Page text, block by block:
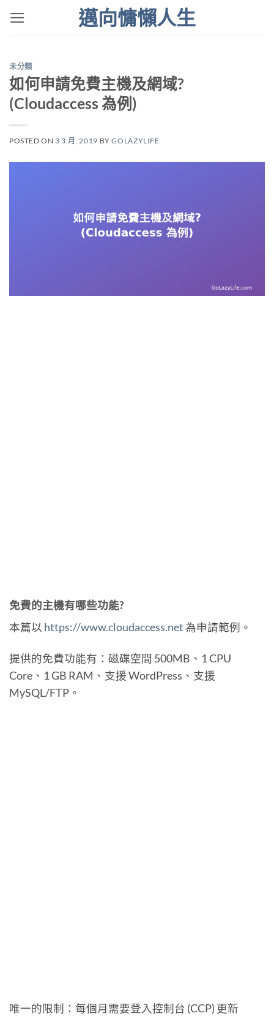
邁向慵懶人生
未分類
如何申請免費主機及網域?
(Cloudaccess 為例)
POSTED ON 3 3 月, 2019 BYGOLAZYLIFE
免費的主機有哪些功能?
本篇以 https://www.cloudaccess.net為申請範例。
提供的免費功能有：磁碟空間 500MB、1 CPU
Core、1 GB RAM、支援 WordPress、支援
MySQL/FTP。
唯一的限制：每個月需要登入控制台 (CCP) 更新